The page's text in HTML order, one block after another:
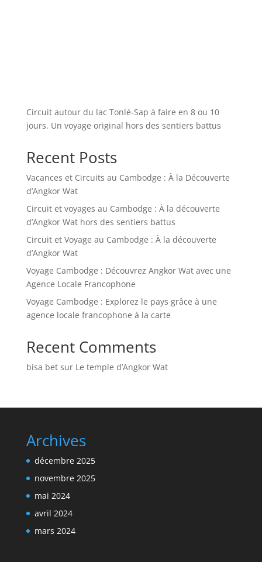
Circuit autour du lac Tonlé-Sap à faire en 8 ou 10
jours. Un voyage original hors des sentiers battus
Recent Posts
Vacances et Circuits au Cambodge : À la Découverte
d’Angkor Wat
Circuit et voyages au Cambodge : À la découverte
d’Angkor Wat hors des sentiers battus
Circuit et Voyage au Cambodge : À la découverte
d’Angkor Wat
Voyage Cambodge : Découvrez Angkor Wat avec une
Agence Locale Francophone
Voyage Cambodge : Explorez le pays grâce à une
agence locale francophone à la carte
Recent Comments
bisa betsur Le temple d’Angkor Wat
Archives
décembre 2025
novembre 2025
mai 2024
avril 2024
mars 2024